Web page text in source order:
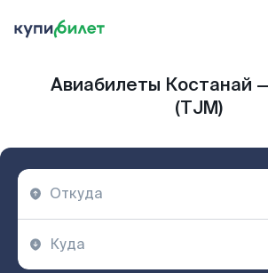
Авиабилеты Костанай
(TJM)